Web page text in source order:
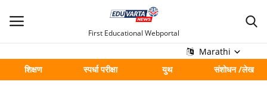
First Educational Webportal
Marathi
शिक्षण
स्पर्धा परीक्षा युथ संशोधन /लेख
मुख्य